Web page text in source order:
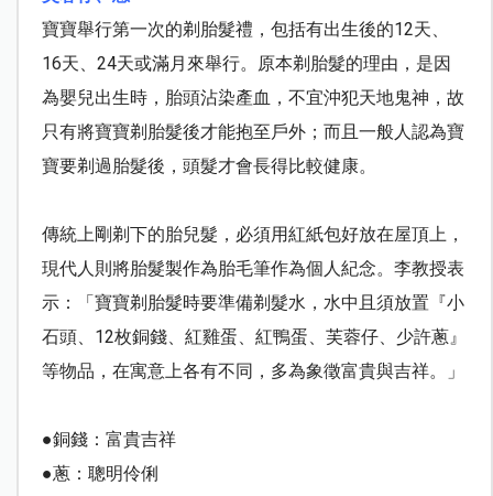
寶寶舉行第一次的剃胎髮禮，包括有出生後的12天、
16天、 24天或滿月來舉行。原本剃胎髮的理由，是因
為嬰兒出生時，胎頭沾染產血，不宜沖犯天地鬼神，故
只有將寶寶剃胎髮後才能抱至戶外；而且一般人認為寶
寶要剃過胎髮後，頭髮才會長得比較健康。
傳統上剛剃下的胎兒髮，必須用紅紙包好放在屋頂上，
現代人則將胎髮製作為胎毛筆作為個人紀念。李教授表
示：「寶寶剃胎髮時要準備剃髮水，水中且須放置『小
石頭、 12枚銅錢、紅雞蛋、紅鴨蛋、芙蓉仔、少許蔥』
等物品，在寓意上各有不同，多為象徵富貴與吉祥。」
●銅錢：富貴吉祥
●蔥：聰明伶俐